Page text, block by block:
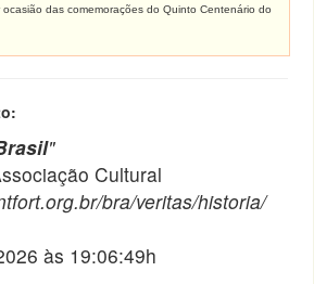
das comemorações do Quinto Centenário do
"
Cultural
bra/veritas/historia/
às 19:06:49h